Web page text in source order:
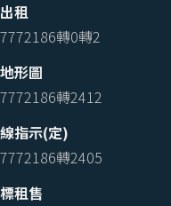
租
轉0轉2
形圖
轉2412
指示(定)
轉2405
租售